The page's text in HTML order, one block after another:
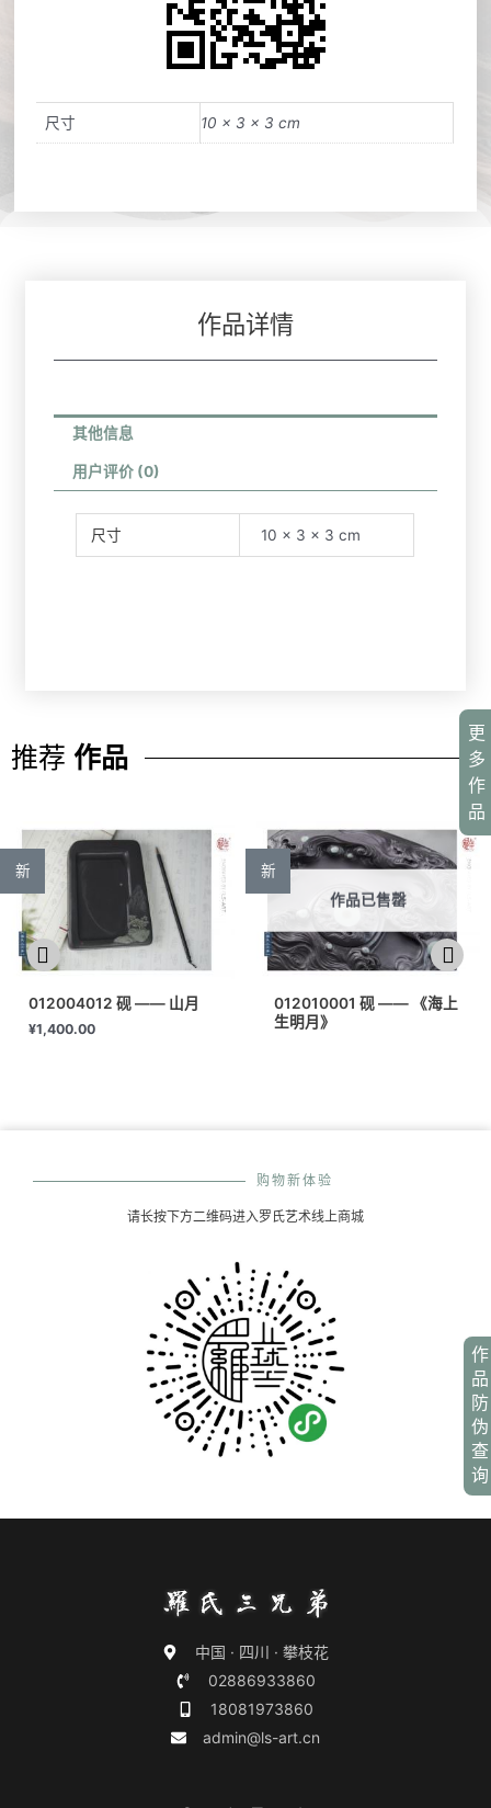
作
品
防
伪
查
询
尺寸 10 × 3 × 3 cm
更
多
作
品
作品详情
其他信息
用户评价 (0)
尺寸 10 × 3 × 3 cm
推荐 作品
新
012004012 砚 —— 山月
¥1,400.00
新
作品已售罄
012010001 砚 —— 《海上
生明月》
购物新体验
请长按下方二维码进入罗氏艺术线上商城
中国 · 四川 · 攀枝花
02886933860
18081973860
admin@ls-art.cn